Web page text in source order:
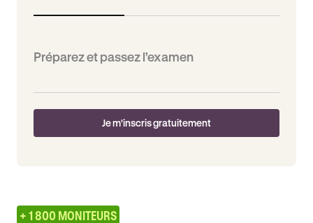
Préparez et passez l’examen
Je m'inscris gratuitement
+ 1 800 MONITEURS